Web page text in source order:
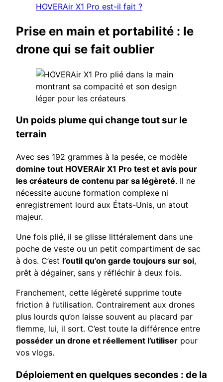
HOVERAir X1 Pro est-il fait ?
Prise en main et portabilité : le
drone qui se fait oublier
Un poids plume qui change tout sur le
terrain
Avec ses 192 grammes à la pesée, ce modèle
domine tout HOVERAir X1 Pro test et avis pour
les créateurs de contenu par sa légèreté. Il ne
nécessite aucune formation complexe ni
enregistrement lourd aux États-Unis, un atout
majeur.
Une fois plié, il se glisse littéralement dans une
poche de veste ou un petit compartiment de sac
à dos. C’est l’outil qu’on garde toujours sur soi,
prêt à dégainer, sans y réfléchir à deux fois.
Franchement, cette légèreté supprime toute
friction à l’utilisation. Contrairement aux drones
plus lourds qu’on laisse souvent au placard par
flemme, lui, il sort. C’est toute la différence entre
posséder un drone et réellement l’utiliser pour
vos vlogs.
Déploiement en quelques secondes : de la